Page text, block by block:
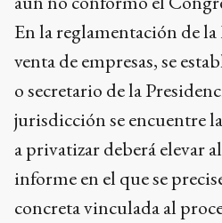
En la reglamentación de la
venta de empresas, se
o secretario de la
jurisdicción se encuentre
a privatizar deberá elevar
informe en el que se
concreta vinculada al